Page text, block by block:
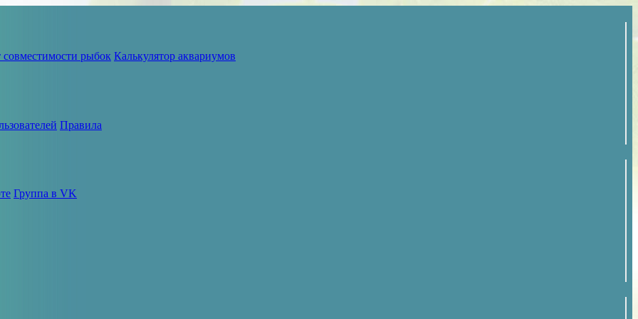
совместимости рыбок Калькулятор аквариумов
Правила
Группа в VK